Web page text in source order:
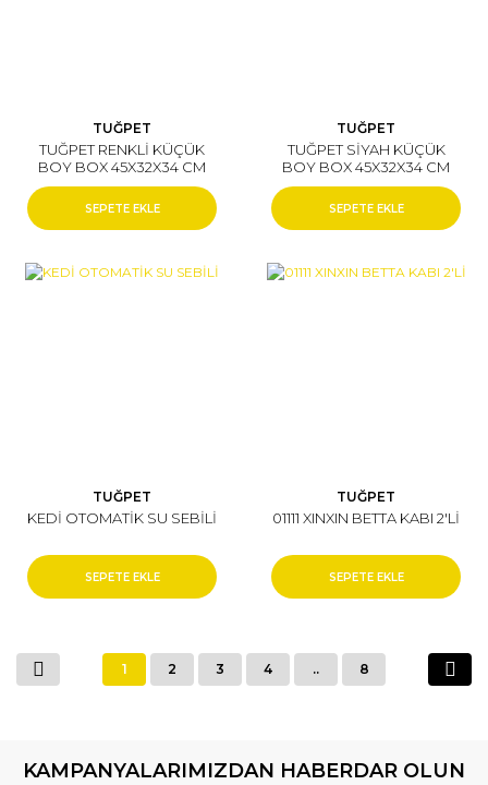
TUĞPET
TUĞPET RENKLİ KÜÇÜK
BOY BOX 45X32X34 CM
SEPETE EKLE
TUĞPET
TUĞPET SİYAH KÜÇÜK
BOY BOX 45X32X34 CM
SEPETE EKLE
TUĞPET
KEDİ OTOMATİK SU SEBİLİ
SEPETE EKLE
TUĞPET
01111 XINXIN BETTA KABI 2'Lİ
SEPETE EKLE
1 2 3 4 .. 8
KAMPANYALARIMIZDAN HABERDAR OLUN